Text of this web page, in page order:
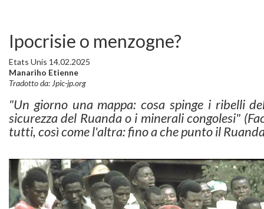
Ipocrisie o menzogne?
Etats Unis 14.02.2025
Manariho Etienne
Tradotto da: Jpic-jp.org
"Un giorno una mappa: cosa spinge i ribelli
sicurezza del Ruanda o i minerali congolesi"
tutti, così come l'altra: fino a che punto il